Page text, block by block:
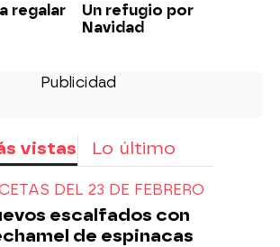
regalar
Un refugio por
Navidad
vistas Lo último
DEL 23 DE FEBRERO
escalfados con
de espinacas